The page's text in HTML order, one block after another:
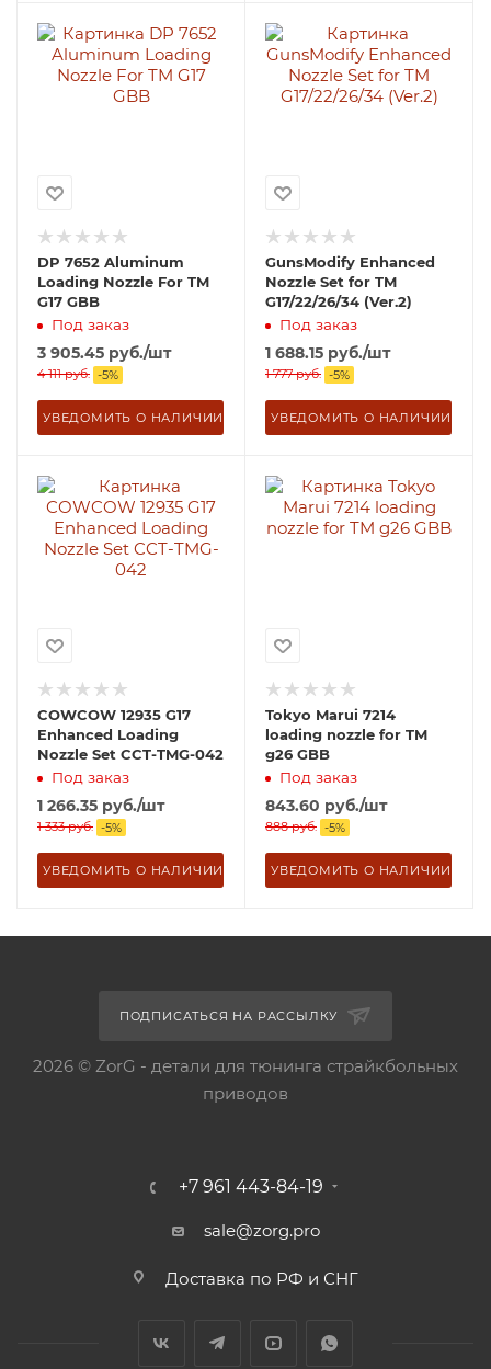
DP 7652 Aluminum
Loading Nozzle For TM
G17 GBB
Под заказ
3 905.45 руб./шт
4 111руб. -5%
УВЕДОМИТЬ О НАЛИЧИИ
GunsModify Enhanced
Nozzle Set for TM
G17/22/26/34 (Ver.2)
Под заказ
1 688.15 руб./шт
1 777руб. -5%
УВЕДОМИТЬ О НАЛИЧИИ
COWCOW 12935 G17
Enhanced Loading
Nozzle Set CCT-TMG-042
Под заказ
1 266.35 руб./шт
1 333руб. -5%
УВЕДОМИТЬ О НАЛИЧИИ
Tokyo Marui 7214
loading nozzle for TM
g26 GBB
Под заказ
843.60 руб./шт
888руб. -5%
УВЕДОМИТЬ О НАЛИЧИИ
ПОДПИСАТЬСЯ НА РАССЫЛКУ
2026 © ZorG - детали для тюнинга страйкбольных
приводов
+7 961 443-84-19
sale@zorg.pro
Доставка по РФ и СНГ